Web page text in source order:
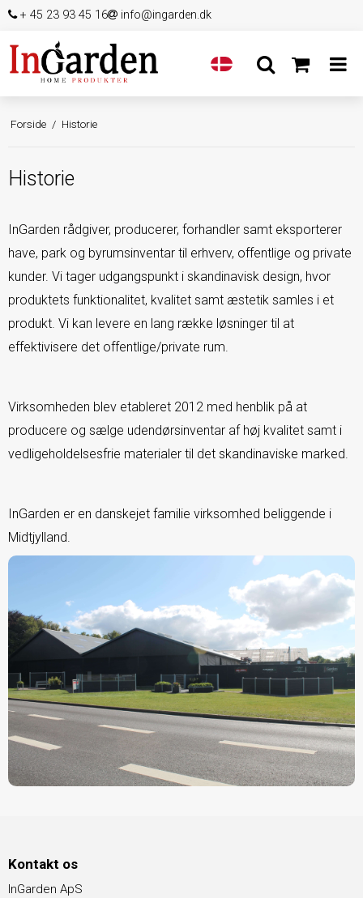
+ 45 23 93 45 16 info@ingarden.dk
Forside / Historie
Historie
InGarden rådgiver, producerer, forhandler samt eksporterer
have, park og byrumsinventar til erhverv, offentlige og private
kunder. Vi tager udgangspunkt i skandinavisk design, hvor
produktets funktionalitet, kvalitet samt æstetik samles i et
produkt. Vi kan levere en lang række løsninger til at
effektivisere det offentlige/private rum.
Virksomheden blev etableret 2012 med henblik på at
producere og sælge udendørsinventar af høj kvalitet samt i
vedligeholdelsesfrie materialer til det skandinaviske marked.
InGarden er en danskejet familie virksomhed beliggende i
Midtjylland.
Kontakt os
InGarden ApS